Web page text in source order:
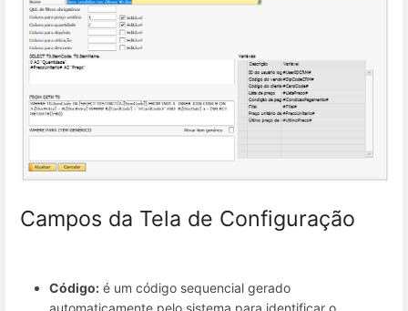
Campos da Tela de Configuração
Código: é um código sequencial gerado